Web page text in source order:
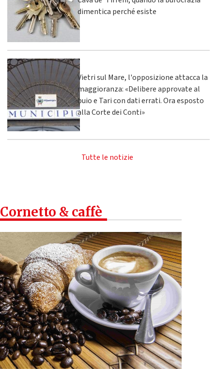
dimentica perché esiste
Vietri sul Mare, l'opposizione attacca la
maggioranza: «Delibere approvate al
buio e Tari con dati errati. Ora esposto
alla Corte dei Conti»
Tutte le notizie
Cornetto & caffè